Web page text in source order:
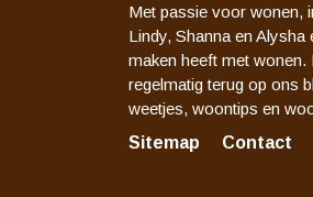
Met passie voor wonen,
Lindy, Shanna en Alysha
maken heeft met wonen.
regelmatig terug op ons
weetjes, woontips en
Sitemap
Contact